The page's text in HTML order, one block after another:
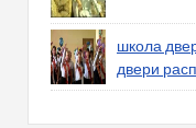
школа
двери